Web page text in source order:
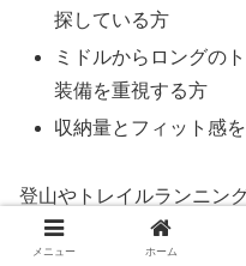
探している方
ミドルからロングの
装備を重視する方
収納量とフィット感
登山やトレイルランニン
適にし、体の動きを妨げ
メニュー ホーム